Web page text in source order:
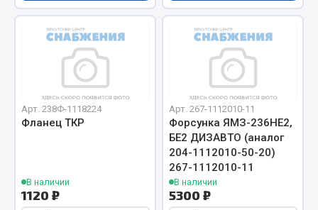
Тормозная система
Двери
Окно ветровое
Двигатель
Электрооборудование
Показать ещё
Запчасти Урал
Арт. 238Ф-1118224
Фланец ТКР
В наличии
1120 ₽
Арт. 267-1112010-11
Форсунка ЯМЗ-236НЕ2,
БЕ2 ДИЗАВТО (аналог
204-1112010-50-20)
267-1112010-11
В наличии
5300 ₽